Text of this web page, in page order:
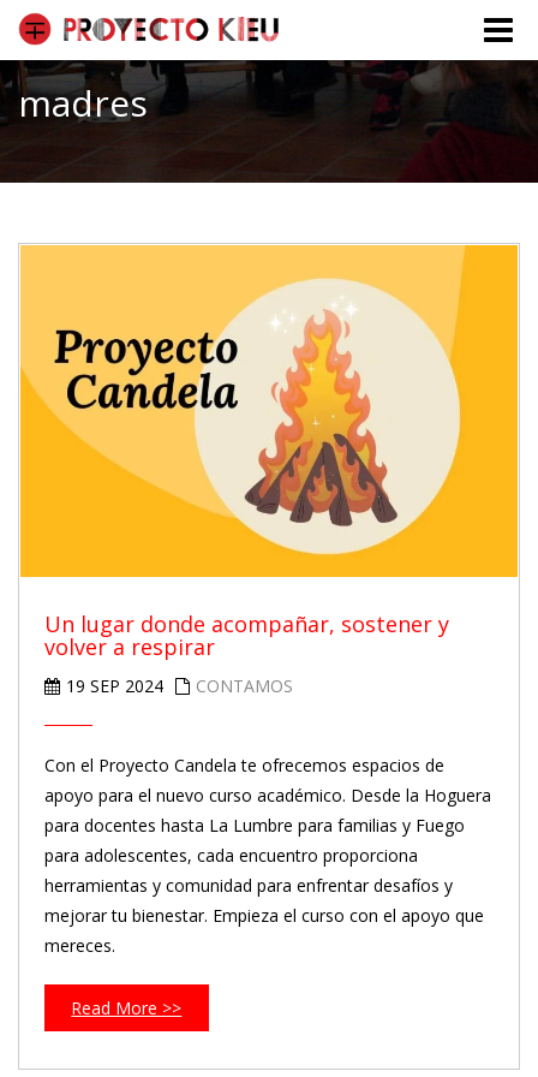
Toggle
madres
Un lugar donde acompañar, sostener y
volver a respirar
19 SEP 2024 CONTAMOS
Con el Proyecto Candela te ofrecemos espacios de
apoyo para el nuevo curso académico. Desde la Hoguera
para docentes hasta La Lumbre para familias y Fuego
para adolescentes, cada encuentro proporciona
herramientas y comunidad para enfrentar desafíos y
mejorar tu bienestar. Empieza el curso con el apoyo que
mereces.
Read More >>